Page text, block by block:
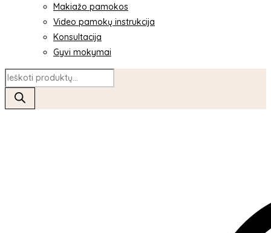
Makiažo pamokos
Video pamokų instrukcija
Konsultacija
Gyvi mokymai